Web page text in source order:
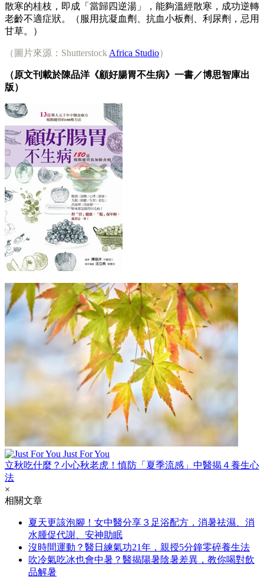
散寒的桂枝，即成「當歸四逆湯」，能夠溫經散寒，成功逆轉
老齡不適症狀。（服用抗凝血劑、抗血小板劑、利尿劑，忌用
甘草。）
（圖片來源：Shutterstock Africa Studio）
（原文刊載於陳品洋《顧好腸胃不生病》一書／博思智庫出
版）
Just For You
立秋吃什麼？小心秋老虎！慎防「夏季流感」中醫揭４養生心
法
×
相關文章
夏天更該泡腳！女中醫分享３足浴配方，消暑祛濕、消
水腫促代謝、安神助眠
沒時間運動？醫日練氣功21年，親授5分鐘零碎養生法
吹冷氣吃冰也會中暑？醫揭陽暑陰暑差異，教你喝對飲
品解暑